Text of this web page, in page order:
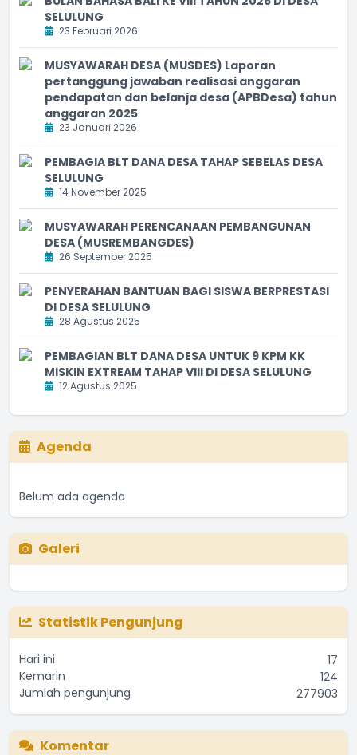
SELULUNG
23 Februari 2026
MUSYAWARAH DESA (MUSDES) Laporan
pertanggung jawaban realisasi anggaran
pendapatan dan belanja desa (APBDesa) tahun
anggaran 2025
23 Januari 2026
PEMBAGIA BLT DANA DESA TAHAP SEBELAS DESA
SELULUNG
14 November 2025
MUSYAWARAH PERENCANAAN PEMBANGUNAN
DESA (MUSREMBANGDES)
26 September 2025
PENYERAHAN BANTUAN BAGI SISWA BERPRESTASI
DI DESA SELULUNG
28 Agustus 2025
PEMBAGIAN BLT DANA DESA UNTUK 9 KPM KK
MISKIN EXTREAM TAHAP VIII DI DESA SELULUNG
12 Agustus 2025
Agenda
Belum ada agenda
Galeri
Statistik Pengunjung
Hari ini
17
Kemarin
124
Jumlah pengunjung
277903
Komentar